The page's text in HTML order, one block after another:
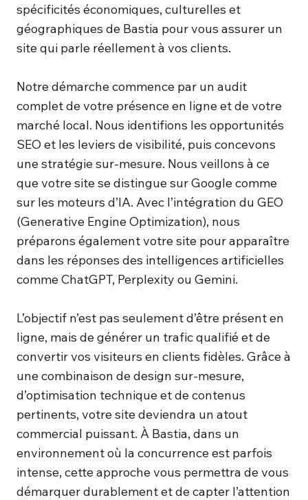
spécificités économiques, culturelles et
géographiques de Bastia pour vous assurer un
site qui parle réellement à vos clients.
Notre démarche commence par un audit
complet de votre présence en ligne et de votre
marché local. Nous identifions les opportunités
SEO et les leviers de visibilité, puis concevons
une stratégie sur-mesure. Nous veillons à ce
que votre site se distingue sur Google comme
sur les moteurs d’IA. Avec l’intégration du GEO
(Generative Engine Optimization), nous
préparons également votre site pour apparaître
dans les réponses des intelligences artificielles
comme ChatGPT, Perplexity ou Gemini.
L’objectif n’est pas seulement d’être présent en
ligne, mais de générer un trafic qualifié et de
convertir vos visiteurs en clients fidèles. Grâce à
une combinaison de design sur-mesure,
d’optimisation technique et de contenus
pertinents, votre site deviendra un atout
commercial puissant. À Bastia, dans un
environnement où la concurrence est parfois
intense, cette approche vous permettra de vous
démarquer durablement et de capter l’attention